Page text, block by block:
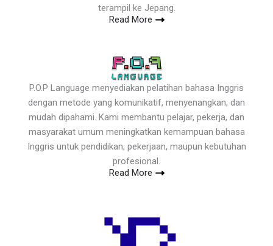
terampil ke Jepang.
Read More
P.O.P Language menyediakan pelatihan bahasa Inggris
dengan metode yang komunikatif, menyenangkan, dan
mudah dipahami. Kami membantu pelajar, pekerja, dan
masyarakat umum meningkatkan kemampuan bahasa
Inggris untuk pendidikan, pekerjaan, maupun kebutuhan
profesional.
Read More